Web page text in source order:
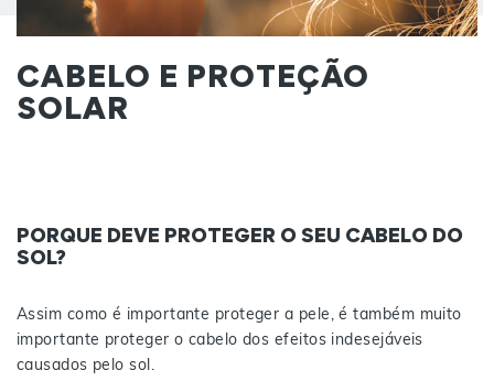
CABELO E PROTEÇÃO
SOLAR
PORQUE DEVE PROTEGER O SEU CABELO DO
SOL?
Assim como é importante proteger a pele, é também muito
importante proteger o cabelo dos efeitos indesejáveis
causados pelo sol.